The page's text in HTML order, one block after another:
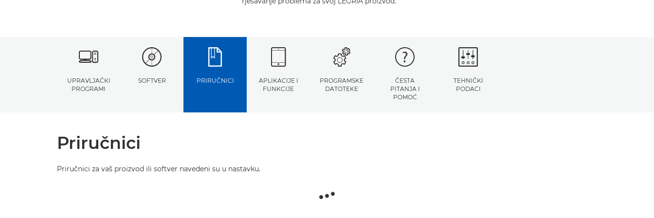
UPRAVLJAČKI
PROGRAMI
SOFTVER PRIRUČNICI
APLIKACIJE I
FUNKCIJE
PROGRAMSKE
DATOTEKE
ČESTA
PITANJA I
POMOĆ
TEHNIČKI
PODACI
Priručnici
Priručnici za vaš proizvod ili softver navedeni su u nastavku.